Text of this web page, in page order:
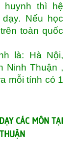
huynh thì hệ
Nếu học
toàn quốc
là: Hà Nội,
Ninh Thuận ,
mỗi tính có 1
CÁC MÔN TẠI